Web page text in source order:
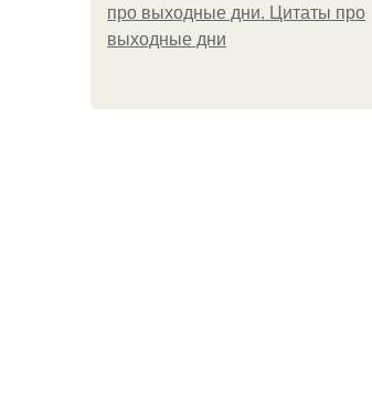
про выходные дни. Цитаты про
выходные дни